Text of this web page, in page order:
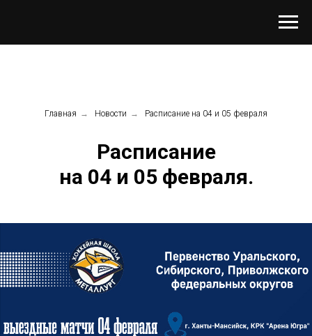
Главная → Новости → Расписание на 04 и 05 февраля
Расписание
на 04 и 05 февраля.